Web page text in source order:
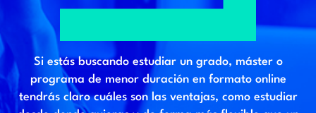
Si estás buscando estudiar un grado, máster o
programa de menor duración en formato online
tendrás claro cuáles son las ventajas, como estudiar